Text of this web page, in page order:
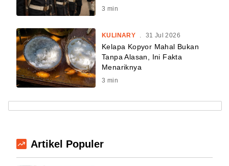
3 min
KULINARY 31 Jul 2026
Kelapa Kopyor Mahal Bukan
Tanpa Alasan, Ini Fakta
Menariknya
3 min
Artikel Populer